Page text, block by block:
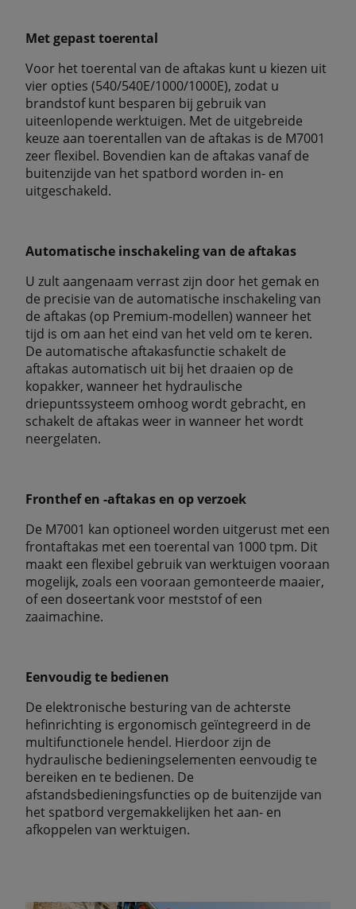
Met gepast toerental
Voor het toerental van de aftakas kunt u kiezen uit
vier opties (540/540E/1000/1000E), zodat u
brandstof kunt besparen bij gebruik van
uiteenlopende werktuigen. Met de uitgebreide
keuze aan toerentallen van de aftakas is de M7001
zeer flexibel. Bovendien kan de aftakas vanaf de
buitenzijde van het spatbord worden in- en
uitgeschakeld.
Automatische inschakeling van de aftakas
U zult aangenaam verrast zijn door het gemak en
de precisie van de automatische inschakeling van
de aftakas (op Premium-modellen) wanneer het
tijd is om aan het eind van het veld om te keren.
De automatische aftakasfunctie schakelt de
aftakas automatisch uit bij het draaien op de
kopakker, wanneer het hydraulische
driepuntssysteem omhoog wordt gebracht, en
schakelt de aftakas weer in wanneer het wordt
neergelaten.
Fronthef en -aftakas en op verzoek
De M7001 kan optioneel worden uitgerust met een
frontaftakas met een toerental van 1000 tpm. Dit
maakt een flexibel gebruik van werktuigen vooraan
mogelijk, zoals een vooraan gemonteerde maaier,
of een doseertank voor meststof of een
zaaimachine.
Eenvoudig te bedienen
De elektronische besturing van de achterste
hefinrichting is ergonomisch geïntegreerd in de
multifunctionele hendel. Hierdoor zijn de
hydraulische bedieningselementen eenvoudig te
bereiken en te bedienen. De
afstandsbedieningsfuncties op de buitenzijde van
het spatbord vergemakkelijken het aan- en
afkoppelen van werktuigen.